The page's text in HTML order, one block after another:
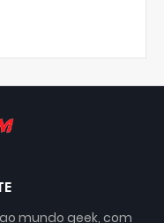
mundo geek, com